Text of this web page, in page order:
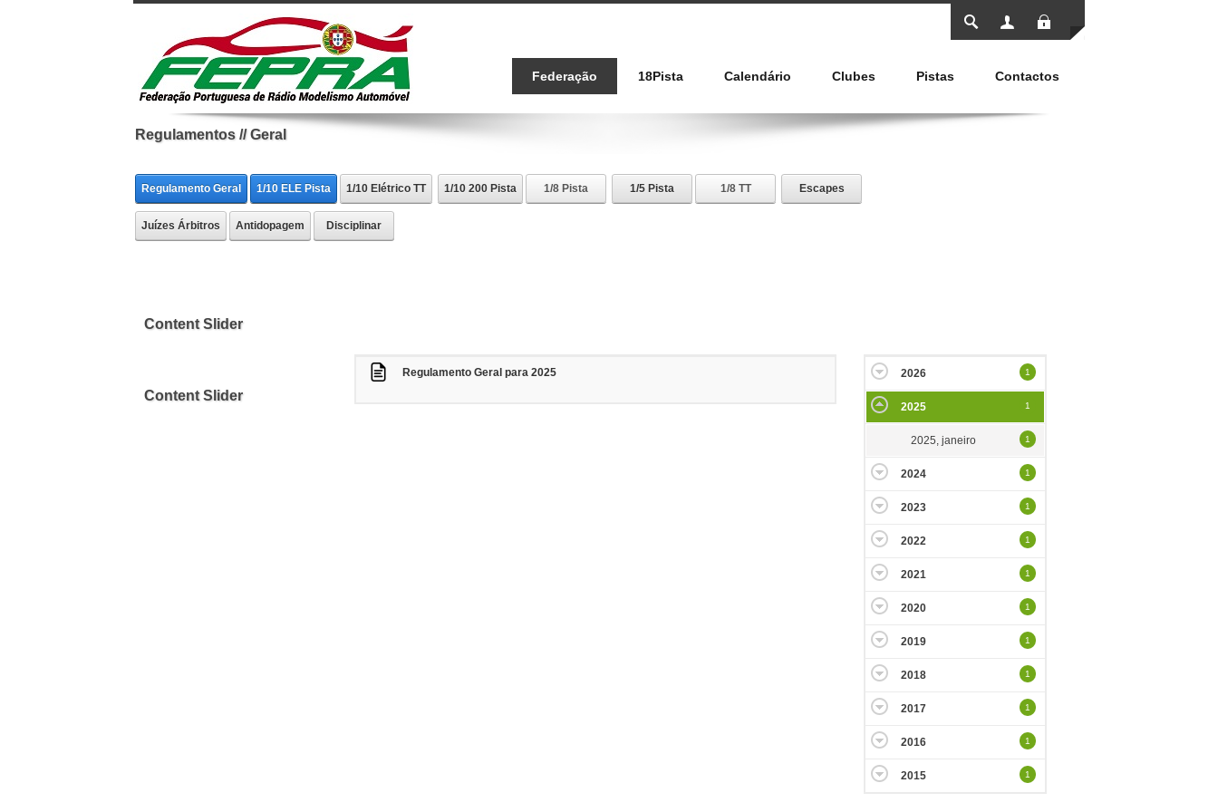
Federação 18Pista Calendário Clubes Pistas Contactos
Regulamentos // Geral
Regulamento Geral 1/10 ELE Pista 1/10 Elétrico TT 1/10 200 Pista 1/8 Pista 1/5 Pista 1/8 TT Escapes
Juízes Árbitros Antidopagem Disciplinar
Content Slider
Content Slider
Regulamento Geral para 2025 2026 1
2025 1
2025, janeiro 1
2024 1
2023 1
2022 1
2021 1
2020 1
2019 1
2018 1
2017 1
2016 1
2015 1